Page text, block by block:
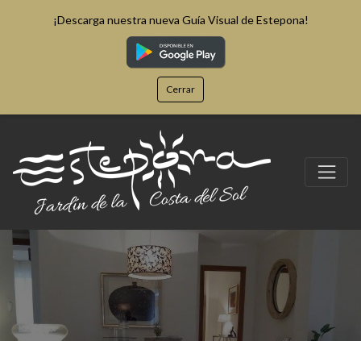
¡Descarga nuestra nueva Guía Visual de Estepona!
Cerrar